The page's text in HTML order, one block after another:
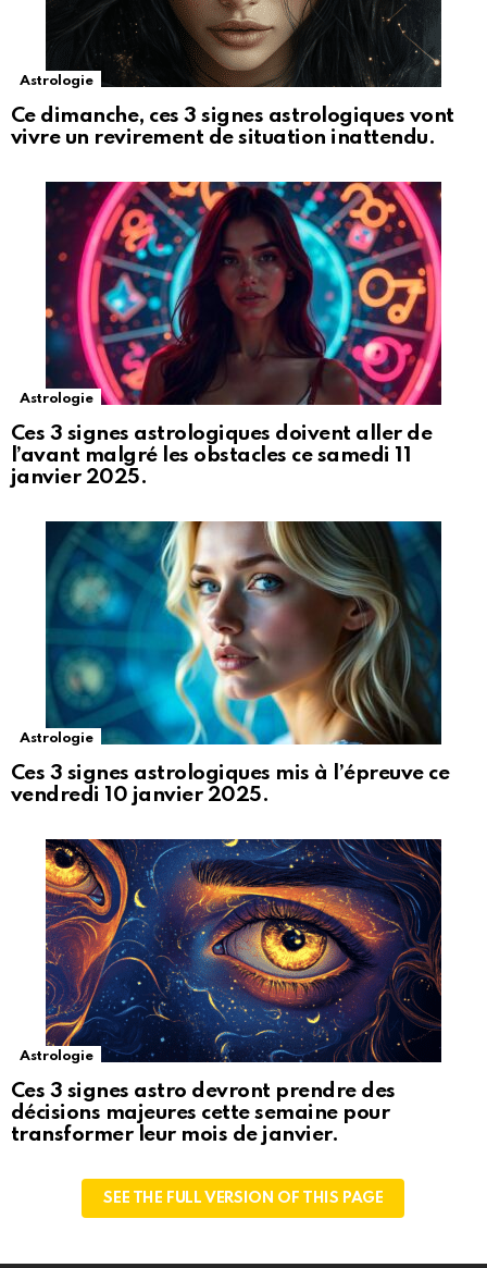
Astrologie
Ce dimanche, ces 3 signes astrologiques vont
vivre un revirement de situation inattendu.
Astrologie
Ces 3 signes astrologiques doivent aller de
l’avant malgré les obstacles ce samedi 11
janvier 2025.
Astrologie
Ces 3 signes astrologiques mis à l’épreuve ce
vendredi 10 janvier 2025.
Astrologie
Ces 3 signes astro devront prendre des
décisions majeures cette semaine pour
transformer leur mois de janvier.
SEE THE FULL VERSION OF THIS PAGE